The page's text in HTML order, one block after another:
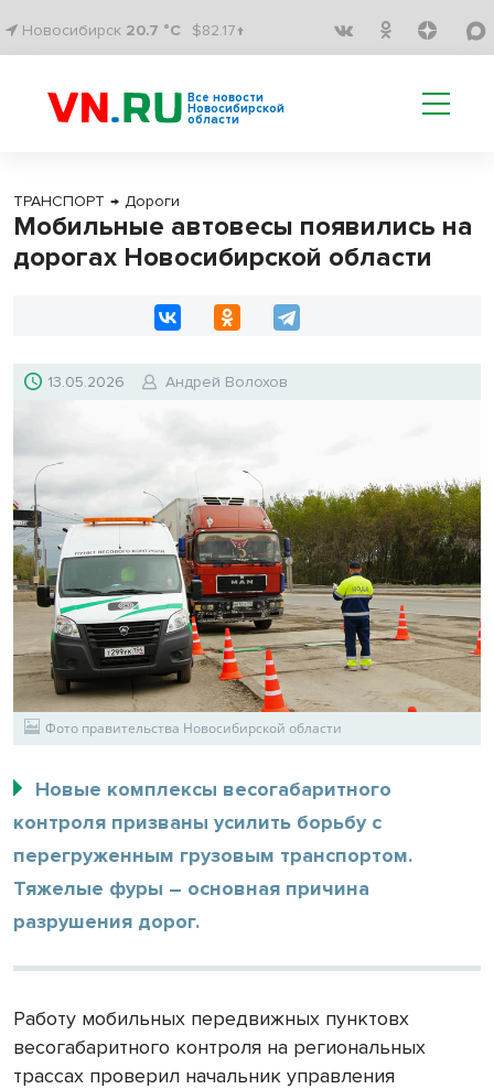
Новосибирск 20.7 °C $82.17↑
Все новости
Новосибирской
области
ТРАНСПОРТ → Дороги
Мобильные автовесы появились на
дорогах Новосибирской области
13.05.2026 Андрей Волохов
Фото правительства Новосибирской области
Новые комплексы весогабаритного
контроля призваны усилить борьбу с
перегруженным грузовым транспортом.
Тяжелые фуры – основная причина
разрушения дорог.
Работу мобильных передвижных пунктовх
весогабаритного контроля на региональных
трассах проверил начальник управления